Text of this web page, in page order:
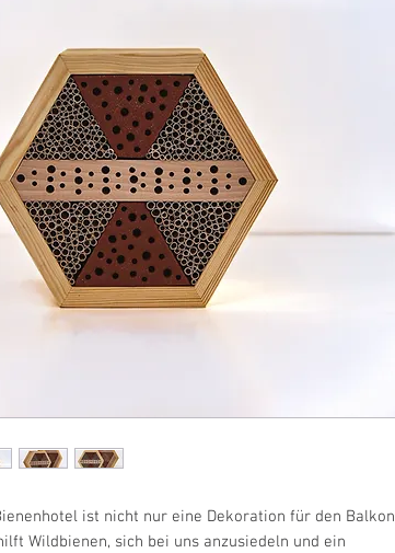
ist nicht nur eine Dekoration für den Balkon
Wildbienen, sich bei uns anzusiedeln und ein